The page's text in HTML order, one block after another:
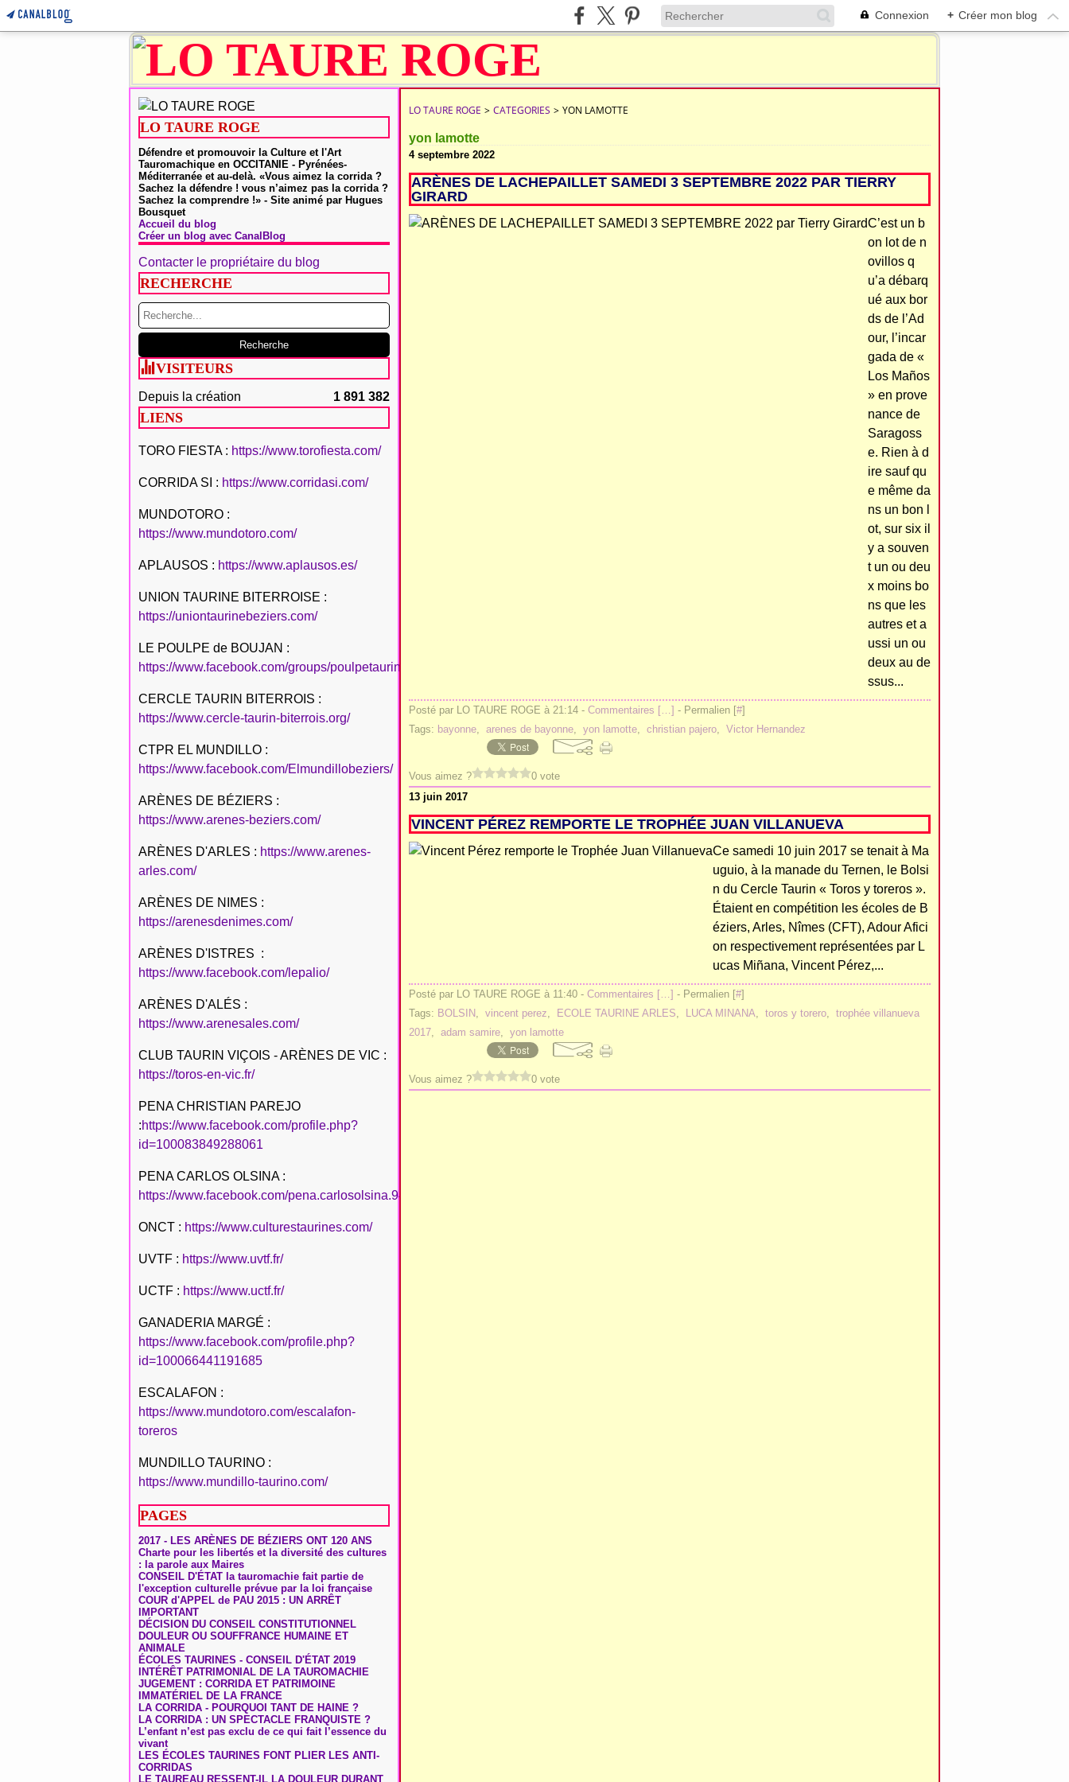
Connexion + Créer mon blog
LO TAURE ROGE
Défendre et promouvoir la Culture et l'Art
Tauromachique en OCCITANIE - Pyrénées-
Méditerranée et au-delà. «Vous aimez la corrida ?
Sachez la défendre ! vous n’aimez pas la corrida ?
Sachez la comprendre !» - Site animé par Hugues
Bousquet
Accueil du blog
Créer un blog avec CanalBlog
Contacter le propriétaire du blog
RECHERCHE
VISITEURS
Depuis la création 1 891 382
LIENS
TORO FIESTA : https://www.torofiesta.com/
CORRIDA SI : https://www.corridasi.com/
MUNDOTORO :
https://www.mundotoro.com/
APLAUSOS : https://www.aplausos.es/
UNION TAURINE BITERROISE :
https://uniontaurinebeziers.com/
LE POULPE de BOUJAN :
https://www.facebook.com/groups/poulpetaurinboujan/
CERCLE TAURIN BITERROIS :
https://www.cercle-taurin-biterrois.org/
CTPR EL MUNDILLO :
https://www.facebook.com/Elmundillobeziers/
ARÈNES DE BÉZIERS :
https://www.arenes-beziers.com/
ARÈNES D'ARLES : https://www.arenes-
arles.com/
ARÈNES DE NIMES :
https://arenesdenimes.com/
ARÈNES D'ISTRES :
https://www.facebook.com/lepalio/
ARÈNES D'ALÉS :
https://www.arenesales.com/
CLUB TAURIN VIÇOIS - ARÈNES DE VIC :
https://toros-en-vic.fr/
PENA CHRISTIAN PAREJO
:https://www.facebook.com/profile.php?
id=100083849288061
PENA CARLOS OLSINA :
https://www.facebook.com/pena.carlosolsina.94
ONCT : https://www.culturestaurines.com/
UVTF : https://www.uvtf.fr/
UCTF : https://www.uctf.fr/
GANADERIA MARGÉ :
https://www.facebook.com/profile.php?
id=100066441191685
ESCALAFON :
https://www.mundotoro.com/escalafon-
toreros
MUNDILLO TAURINO :
https://www.mundillo-taurino.com/
PAGES
2017 - LES ARÈNES DE BÉZIERS ONT 120 ANS
Charte pour les libertés et la diversité des cultures
: la parole aux Maires
CONSEIL D'ÉTAT la tauromachie fait partie de
l'exception culturelle prévue par la loi française
COUR d'APPEL de PAU 2015 : UN ARRÊT
IMPORTANT
DÉCISION DU CONSEIL CONSTITUTIONNEL
DOULEUR OU SOUFFRANCE HUMAINE ET
ANIMALE
ÉCOLES TAURINES - CONSEIL D'ÉTAT 2019
INTÉRÊT PATRIMONIAL DE LA TAUROMACHIE
JUGEMENT : CORRIDA ET PATRIMOINE
IMMATÉRIEL DE LA FRANCE
LA CORRIDA - POURQUOI TANT DE HAINE ?
LA CORRIDA : UN SPECTACLE FRANQUISTE ?
L’enfant n’est pas exclu de ce qui fait l’essence du
vivant
LES ÉCOLES TAURINES FONT PLIER LES ANTI-
CORRIDAS
LE TAUREAU RESSENT-IL LA DOULEUR DURANT
LO TAURE ROGE > CATEGORIES > YON LAMOTTE
yon lamotte
4 septembre 2022
ARÈNES DE LACHEPAILLET SAMEDI 3 SEPTEMBRE 2022 PAR TIERRY
GIRARD
C’est un b
on lot de n
ovillos q
u’a débarq
ué aux bor
ds de l’Ad
our, l’incar
gada de «
Los Maños
» en prove
nance de
Saragoss
e. Rien à d
ire sauf qu
e même da
ns un bon l
ot, sur six il
y a souven
t un ou deu
x moins bo
ns que les
autres et a
ussi un ou
deux au de
ssus...
Posté par LO TAURE ROGE à 21:14 - Commentaires […] - Permalien [#]
Tags: bayonne, arenes de bayonne, yon lamotte, christian pajero, Victor Hernandez
Vous aimez ?
0 vote
13 juin 2017
VINCENT PÉREZ REMPORTE LE TROPHÉE JUAN VILLANUEVA
Ce samedi 10 juin 2017 se tenait à Ma
uguio, à la manade du Ternen, le Bolsi
n du Cercle Taurin « Toros y toreros ».
Étaient en compétition les écoles de B
éziers, Arles, Nîmes (CFT), Adour Afici
on respectivement représentées par L
ucas Miñana, Vincent Pérez,...
Posté par LO TAURE ROGE à 11:40 - Commentaires […] - Permalien [#]
Tags: BOLSIN, vincent perez, ECOLE TAURINE ARLES, LUCA MINANA, toros y torero, trophée villanueva
2017, adam samire, yon lamotte
Vous aimez ? 0 vote